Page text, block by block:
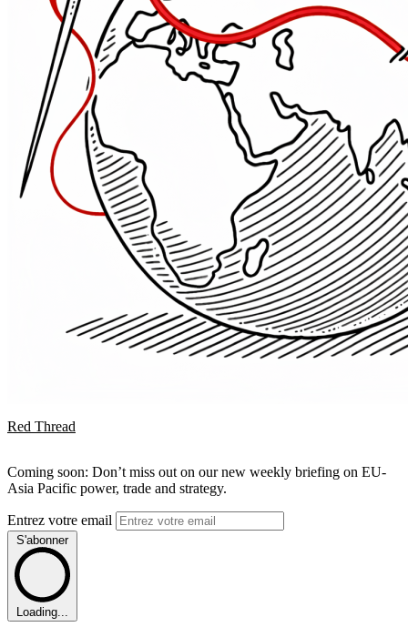
Red Thread
Coming soon: Don’t miss out on our new weekly briefing on EU-
Asia Pacific power, trade and strategy.
Entrez votre email
S'abonner
Loading...